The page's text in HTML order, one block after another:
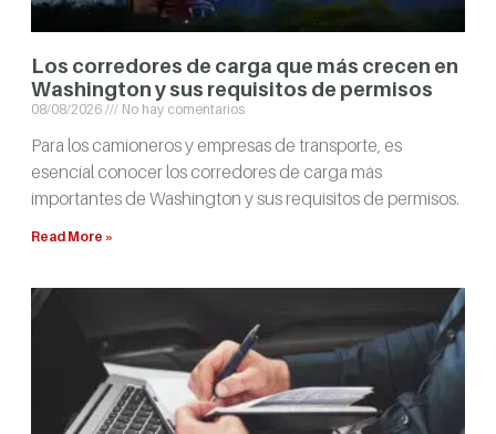
Los corredores de carga que más crecen en
Washington y sus requisitos de permisos
08/08/2026 No hay comentarios
Para los camioneros y empresas de transporte, es
esencial conocer los corredores de carga más
importantes de Washington y sus requisitos de permisos.
Read More »